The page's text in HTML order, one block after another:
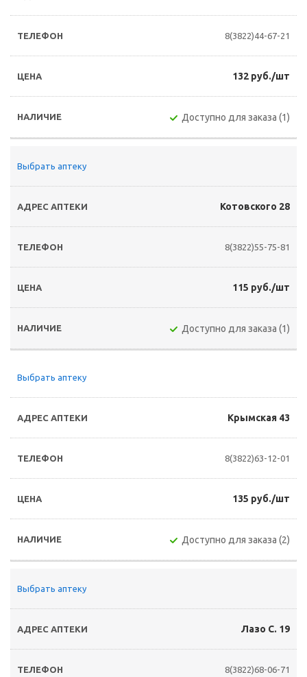
8(3822)44-67-21
132 руб./шт
Доступно для заказа (1)
Выбрать аптеку
Котовского 28
8(3822)55-75-81
115 руб./шт
Доступно для заказа (1)
Выбрать аптеку
Крымская 43
8(3822)63-12-01
135 руб./шт
Доступно для заказа (2)
Выбрать аптеку
Лазо С. 19
8(3822)68-06-71